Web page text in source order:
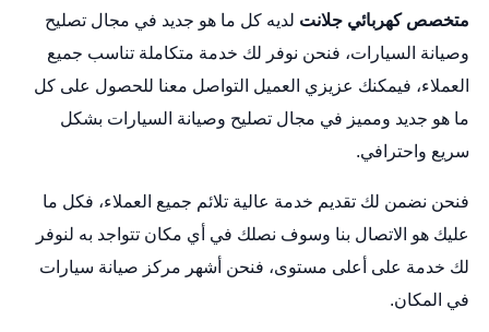
متخصص كهربائي جلانت لديه كل ما هو جديد في مجال تصليح
وصيانة السيارات، فنحن نوفر لك خدمة متكاملة تناسب جميع
العملاء، فيمكنك عزيزي العميل التواصل معنا للحصول على كل
ما هو جديد ومميز في مجال تصليح وصيانة السيارات بشكل
سريع واحترافي.
فنحن نضمن لك تقديم خدمة عالية تلائم جميع العملاء، فكل ما
عليك هو الاتصال بنا وسوف نصلك في أي مكان تتواجد به لنوفر
لك خدمة على أعلى مستوى، فنحن أشهر مركز صيانة سيارات
في المكان.